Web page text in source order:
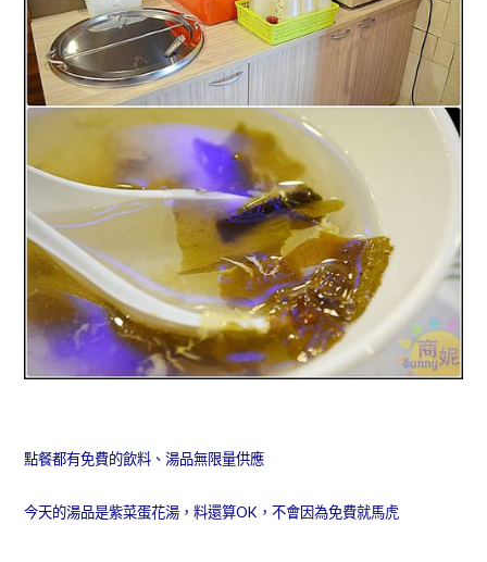
點餐都有免費的飲料、湯品無限量供應
今天的湯品是紫菜蛋花湯，料還算OK，不會因為免費就馬虎